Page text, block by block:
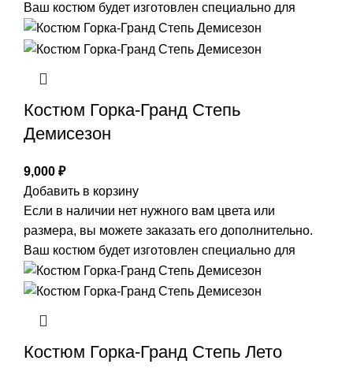
Ваш костюм будет изготовлен специально для
Костюм Горка-Гранд Степь
Демисезон
9,000 ₽
Добавить в корзину
Если в наличии нет нужного вам цвета или
размера, вы можете заказать его дополнительно.
Ваш костюм будет изготовлен специально для
Костюм Горка-Гранд Степь Лето